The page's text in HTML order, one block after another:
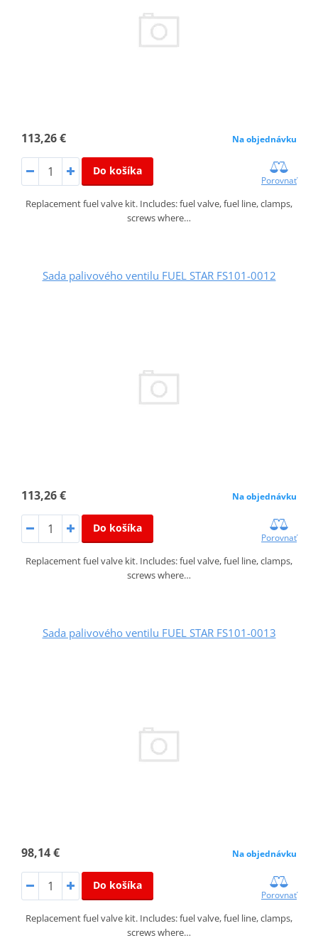
113,26 € Na objednávku
Do košíka
Porovnať
Replacement fuel valve kit. Includes: fuel valve, fuel line, clamps,
screws where…
Sada palivového ventilu FUEL STAR FS101-0012
113,26 € Na objednávku
Do košíka
Porovnať
Replacement fuel valve kit. Includes: fuel valve, fuel line, clamps,
screws where…
Sada palivového ventilu FUEL STAR FS101-0013
98,14 € Na objednávku
Do košíka
Porovnať
Replacement fuel valve kit. Includes: fuel valve, fuel line, clamps,
screws where…